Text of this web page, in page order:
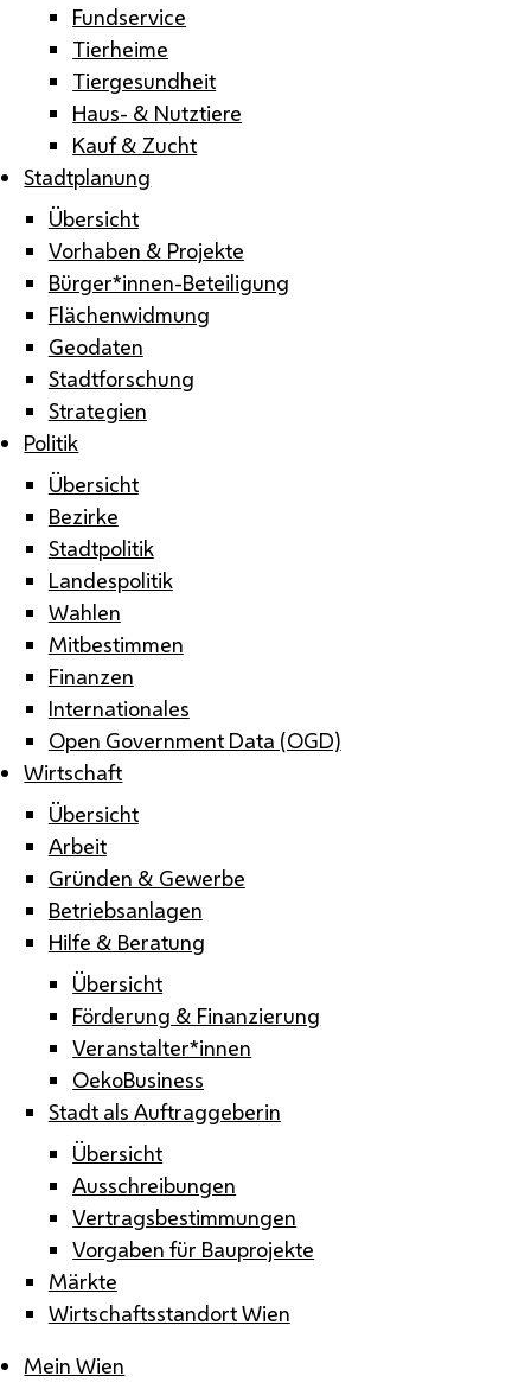
Fundservice
Tierheime
Tiergesundheit
Haus- & Nutztiere
Kauf & Zucht
Stadtplanung
Übersicht
Vorhaben & Projekte
Bürger*innen-Beteiligung
Flächenwidmung
Geodaten
Stadtforschung
Strategien
Politik
Übersicht
Bezirke
Stadtpolitik
Landespolitik
Wahlen
Mitbestimmen
Finanzen
Internationales
Open Government Data (OGD)
Wirtschaft
Übersicht
Arbeit
Gründen & Gewerbe
Betriebsanlagen
Hilfe & Beratung
Übersicht
Förderung & Finanzierung
Veranstalter*innen
OekoBusiness
Stadt als Auftraggeberin
Übersicht
Ausschreibungen
Vertragsbestimmungen
Vorgaben für Bauprojekte
Märkte
Wirtschaftsstandort Wien
Mein Wien